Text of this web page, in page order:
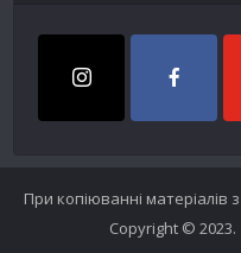
При копіюванні матеріалів
Copyright © 2023.